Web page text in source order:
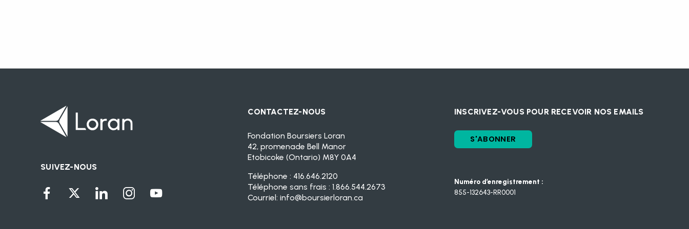
SUIVEZ-NOUS
CONTACTEZ-NOUS
Fondation Boursiers Loran
42, promenade Bell Manor
Etobicoke (Ontario) M8Y 0A4
Téléphone : 416.646.2120
Téléphone sans frais : 1.866.544.2673
Courriel: info@boursierloran.ca
INSCRIVEZ-VOUS POUR RECEVOIR NOS EMAILS
S'ABONNER
Numéro d’enregistrement :
855-132643-RR0001